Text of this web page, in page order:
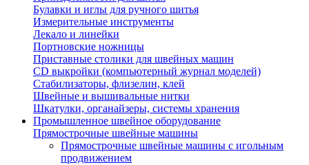
Булавки и иглы для ручного шитья
Измерительные инструменты
Лекало и линейки
Портновские ножницы
Приставные столики для швейных машин
СD выкройки (компьютерный журнал моделей)
Стабилизаторы, флизелин, клей
Швейные и вышивальные нитки
Шкатулки, органайзеры, системы хранения
Промышленное швейное оборудование
Прямострочные швейные машины
Прямострочные швейные машины с игольным
продвижением